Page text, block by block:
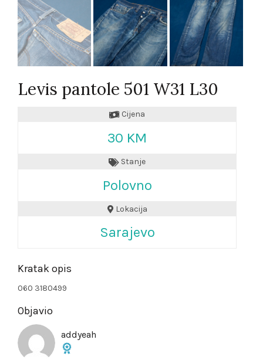
Levis pantole 501 W31 L30
Cijena
30 KM
Stanje
Polovno
Lokacija
Sarajevo
Kratak opis
060 3180499
Objavio
addyeah